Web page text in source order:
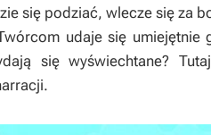
się podziać, wlecze się za
udaje się
się wyświechtane?